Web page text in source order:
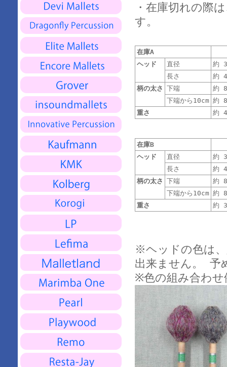
・在庫切れの際
す。
在庫A
ヘッド
直径
約
長さ
約
柄の太さ 下端
約
下端から10cm 約
重さ
約
在庫B
ヘッド
直径
約
長さ
約
柄の太さ 下端
約
下端から10cm 約
重さ
約
※ヘッドの色は
出来ません。 予
※色の組み合わせ